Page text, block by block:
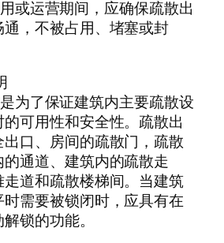
或运营期间，应确保疏散出
，不被占用、堵塞或封
为了保证建筑内主要疏散设
可用性和安全性。疏散出
口、房间的疏散门，疏散
通道、建筑内的疏散走
道和疏散楼梯间。当建筑
需要被锁闭时，应具有在
锁的功能。